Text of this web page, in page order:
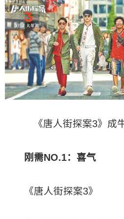
《唐人街探案3》成
刚需NO.1：喜气
《唐人街探案3》